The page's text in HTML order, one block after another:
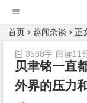
首页 趣闻杂谈 正
贝聿铭一直
外界的压力
3588字 阅读11